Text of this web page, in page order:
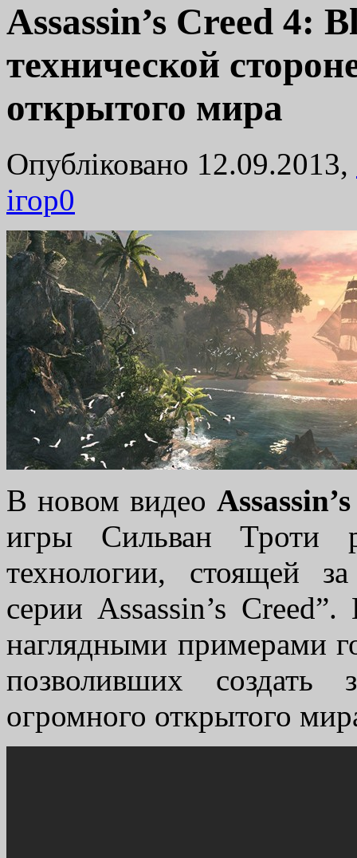
Assassin’s Creed 4:
технической
открытого мира
Опубліковано 12.09.2013,
ігор0
В новом видео
игры Сильван Троти
технологии, стоящей
серии Assassin’s
наглядными примерами
позволивших создать
огромного открытого